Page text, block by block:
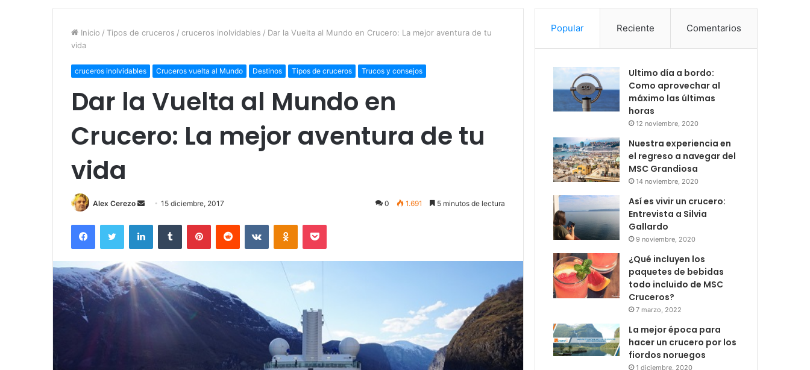
por
al
Inicio / Tipos de cruceros / cruceros inolvidables / Dar la Vuelta al Mundo en Crucero: La mejor aventura de tu
vida
cruceros inolvidables Cruceros vuelta al Mundo Destinos Tipos de cruceros Trucos y consejos
Dar la Vuelta al Mundo en
Crucero: La mejor aventura de tu
vida
Alex Cerezo
Send15 diciembre, 2017 0 1.691 5 minutos de lectura
FacebookTwitter LinkedInTumblr PinterestReddit VKontakteOdnoklassniki
Pocket
Popular Reciente Comentarios
Ultimo día a bordo:
Como aprovechar al
máximo las últimas
horas
12 noviembre, 2020
Nuestra experiencia en
el regreso a navegar del
MSC Grandiosa
14 noviembre, 2020
Así es vivir un crucero:
Entrevista a Silvia
Gallardo
9 noviembre, 2020
¿Qué incluyen los
paquetes de bebidas
todo incluido de MSC
Cruceros?
7 marzo, 2022
La mejor época para
hacer un crucero por los
fiordos noruegos
1 diciembre, 2020